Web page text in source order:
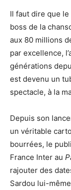
Il faut dire que
boss de la
aux 80 millions
par excellence,
générations
est devenu un
spectacle, à la
Depuis son
un véritable
bourrées, le
France Inter au
rajouter des
Sardou lui-